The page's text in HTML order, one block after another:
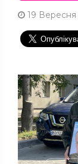
19 Вересня